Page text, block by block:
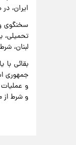
ایران،
سخنگوی
تحمیلی،
لبنان،
جمهوری
و عملیات
و شرط از